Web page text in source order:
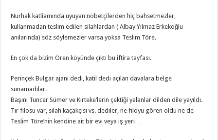
Nurhak katliamında uyuyan nöbetçilerden hiç bahsetmezler,
kullanmadan teslim edilen silahlardan ( Albay Yılmaz Erkekoğlu
anılarında) söz söylemezler varsa yoksa Teslim Töre.
En çok da bizim Ören köyünde çıktı bu iftira tayfası.
Perinçek Bulgar ajanı dedi, katil dedi açılan davalara belge
sunamadılar.
Başını Tuncer Sümer ve Kırteke’lerin çektiği yalanlar dilden dile yayıldı.
Tır filosu var, silah kaçakçısı vs. dediler, ne filoyu gören oldu ne de
Teslim Töre’nin kendine ait bir evi veya iş yeri…